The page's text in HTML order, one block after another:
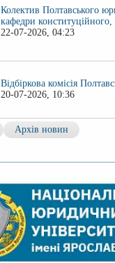
Колектив Полтавського
кафедри конституційного,
22-07-2026, 04:23
Відбіркова комісія
20-07-2026, 10:36
Архів новин